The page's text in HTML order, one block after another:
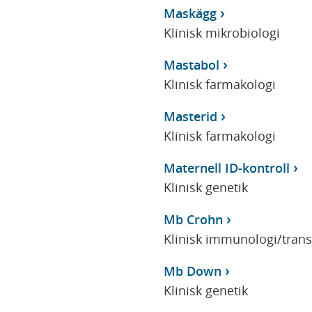
Maskägg
Klinisk mikrobiologi
Mastabol
Klinisk farmakologi
Masterid
Klinisk farmakologi
Maternell ID-kontroll
Klinisk genetik
Mb Crohn
Klinisk immunologi/
Mb Down
Klinisk genetik